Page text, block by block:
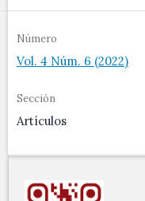
Número
Vol. 4 Núm. 6 (2022)
Sección
Artículos